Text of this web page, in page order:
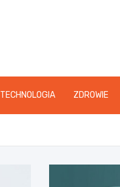
TECHNOLOGIA ZDROWIE